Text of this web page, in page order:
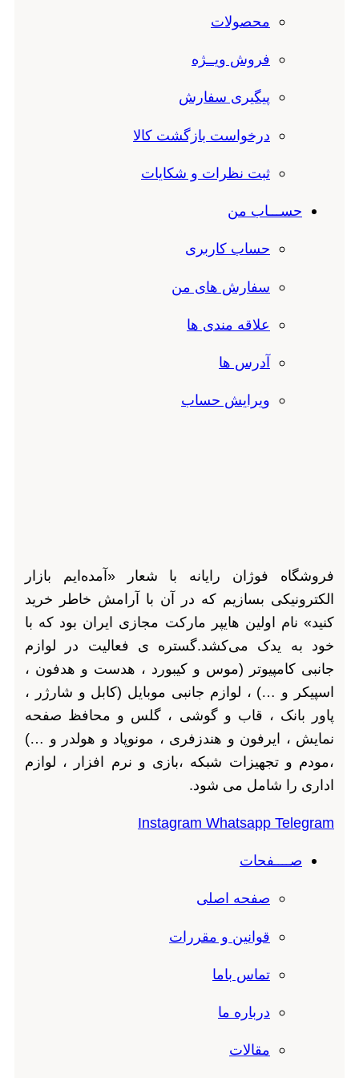
محصولات
فروش ویــژه
پیگیری سفارش
درخواست بازگشت کالا
ثبت نظرات و شکایات
حســـاب من
حساب کاربری
سفارش های من
علاقه مندی ها
آدرس ها
ویرایش حساب
فروشگاه فوژان رایانه با شعار «آمده‌ایم بازار
الکترونیکی بسازیم که در آن با آرامش خاطر خرید
کنید» نام اولین هایپر مارکت مجازی ایران بود که با
خود به یدک می‌کشد.گستره ی فعالیت در لوازم
جانبی کامپیوتر (موس و کیبورد ، هدست و هدفون ،
اسپیکر و …) ، لوازم جانبی موبایل (کابل و شارژر ،
پاور بانک ، قاب و گوشی ، گلس و محافظ صفحه
نمایش ، ایرفون و هندزفری ، مونوپاد و هولدر و …)
،مودم و تجهیزات شبکه ،بازی و نرم افزار ، لوازم
اداری را شامل می شود.
Instagram Whatsapp Telegram
صــــفحات
صفحه اصلی
قوانین و مقررات
تماس باما
درباره ما
مقالات